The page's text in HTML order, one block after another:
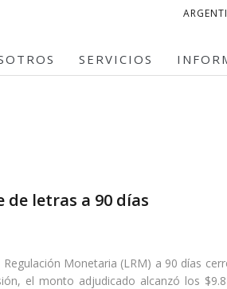
SERVICIOS
de letras a 90 días
Monetaria (LRM) a 90 días
el monto adjudicado alcanzó los